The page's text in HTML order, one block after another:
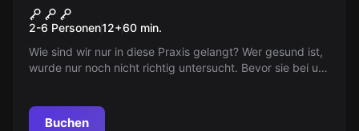
Virus beim Kinderarzt
2-6 Personen12+60 min.
Wie sind wir nur in diese Praxis gelangt? Wer gesund ist,
wurde nur noch nicht richtig untersucht. Bevor sie bei uns
Buchen